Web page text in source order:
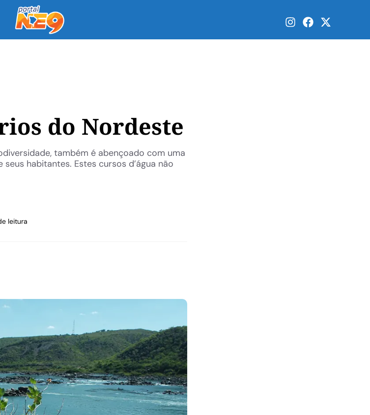
do Nordeste
também é abençoado com uma
habitantes. Estes cursos d’água não
leitura